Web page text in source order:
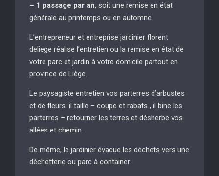
– 1 passage par an, soit une remise en état
générale au printemps ou en automne.
L’entrepreneur et entreprise jardinier florent
deliege réalise l’entretien ou la remise en état de
votre parc et jardin à votre domicile partout en
province de Liège.
Le paysagiste entretien vos parterres d’arbustes
et de fleurs: il taille – coupe et rabats , il bine les
parterres – retourner les terres et désherbe vos
allées et chemin.
De même, le jardinier évacue les déchets vers une
déchetterie ou parc à container.